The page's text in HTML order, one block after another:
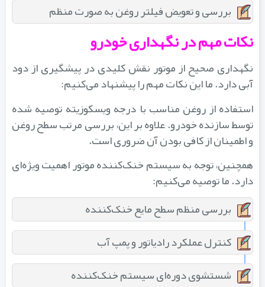
بررسی و تعویض فیلتر روغن به صورت منظم
نکات مهم در نگهداری خودرو
نگهداری صحیح از موتور نقش کلیدی در پیشگیری از دود
آبی دارد. ما این نکات مهم را پیشنهاد می‌کنیم:
استفاده از روغن مناسب با درجه ویسکوزیته توصیه شده
توسط سازنده خودرو. علاوه بر این، بررسی مرتب سطح روغن
و اطمینان از کافی بودن آن ضروری است.
همچنین، توجه به سیستم خنک‌کننده موتور اهمیت ویژه‌ای
دارد. ما توصیه می‌کنیم:
بررسی منظم سطح مایع خنک‌کننده
کنترل عملکرد رادیاتور و پمپ آب
شستشوی دوره‌ای سیستم خنک‌کننده